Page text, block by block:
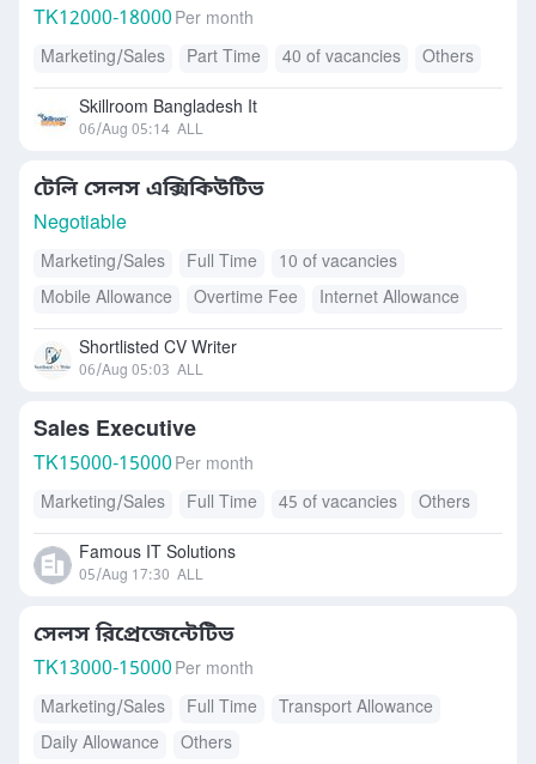
TK12000-18000 Per month
Marketing/Sales
Part Time 40 of vacancies Others
Skillroom Bangladesh It
06/Aug 05:14 ALL
টেলি সেলস এক্সিকিউটিভ
Negotiable
Marketing/Sales Full Time
10 of vacancies
Mobile Allowance
Overtime Fee Internet Allowance
Shortlisted CV Writer
06/Aug 05:03 ALL
Sales Executive
TK15000-15000 Per month
Marketing/Sales
Full Time 45 of vacancies Others
Famous IT Solutions
05/Aug 17:30 ALL
সেলস রিপ্রেজেন্টেটিভ
TK13000-15000 Per month
Marketing/Sales
Full Time
Transport Allowance
Daily Allowance
Others